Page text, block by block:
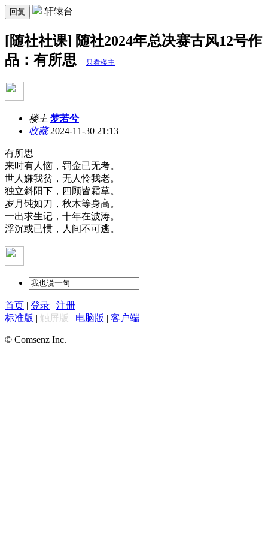
回复 轩辕台
[随社社课] 随社2024年总决赛古风12号作
品：有所思
只看楼主
楼主 梦若兮
收藏2024-11-30 21:13
有所思
来时有人恼，罚金已无考。
世人嫌我贫，无人怜我老。
独立斜阳下，四顾皆霜草。
岁月钝如刀，秋木等身高。
一出求生记，十年在波涛。
浮沉或已惯，人间不可逃。
首页 | 登录 | 注册
标准版 | 触屏版 | 电脑版 | 客户端
© Comsenz Inc.